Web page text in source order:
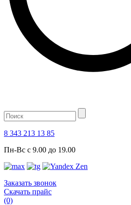
8 343 213 13 85
Пн-Вс с 9.00 до 19.00
Заказать звонок
Скачать прайс
(0)